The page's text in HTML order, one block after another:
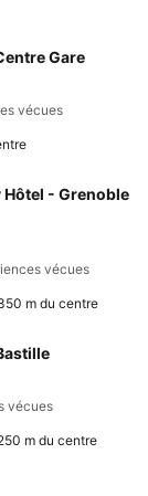
Gare
vécues
- Grenoble
vécues
m du centre
vécues
m du centre